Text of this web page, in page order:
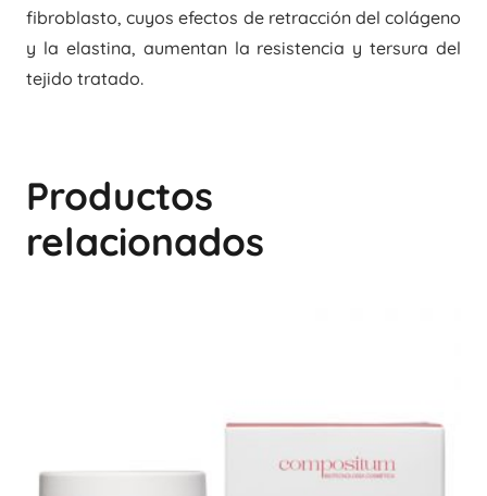
fibroblasto, cuyos efectos de retracción del colágeno
y la elastina, aumentan la resistencia y tersura del
tejido tratado.
Productos
relacionados